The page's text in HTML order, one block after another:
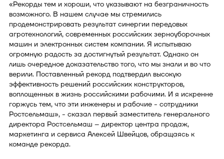
«Рекорды тем и хороши, что указывают на безграничность
возможного. В нашем случае мы стремились
продемонстрировать результат синергии передовых
агротехнологий, современных российских зерноуборочных
машин и электронных систем компании. Я испытываю
огромную радость за достигнутый результат. Однако он
лишь очередное доказательство того, что мы знали и во что
верили. Поставленный рекорд подтвердил высокую
эффективность решений российских конструкторов,
воплощенных в жизнь российскими рабочими. И я искренне
горжусь тем, что эти инженеры и рабочие - сотрудники
Ростсельмаш», - сказал первый заместитель генерального
директора Ростсельмаш – директор центра продаж,
маркетинга и сервиса Алексей Швейцов, обращаясь к
команде рекорда.